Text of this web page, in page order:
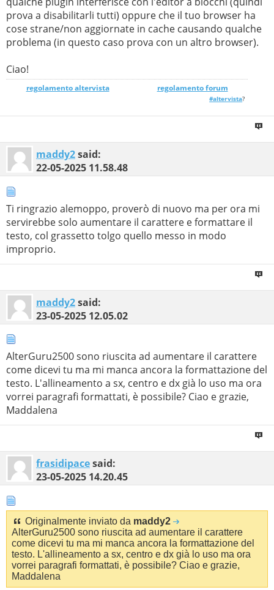
prova a disabilitarli tutti) oppure che il tuo browser ha
cose strane/non aggiornate in cache causando qualche
problema (in questo caso prova con un altro browser).
Ciao!
regolamento altervista_______________ regolamento forum
#altervista?
maddy2said:
22-05-2025 11.58.48
Ti ringrazio alemoppo, proverò di nuovo ma per ora mi
servirebbe solo aumentare il carattere e formattare il
testo, col grassetto tolgo quello messo in modo
improprio.
maddy2said:
23-05-2025 12.05.02
AlterGuru2500 sono riuscita ad aumentare il carattere
come dicevi tu ma mi manca ancora la formattazione del
testo. L'allineamento a sx, centro e dx già lo uso ma ora
vorrei paragrafi formattati, è possibile? Ciao e grazie,
Maddalena
frasidipacesaid:
23-05-2025 14.20.45
Originalmente inviato da maddy2
AlterGuru2500 sono riuscita ad aumentare il carattere
come dicevi tu ma mi manca ancora la formattazione del
testo. L'allineamento a sx, centro e dx già lo uso ma ora
vorrei paragrafi formattati, è possibile? Ciao e grazie,
Maddalena